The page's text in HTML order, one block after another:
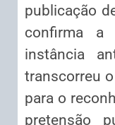
publicação
confirma a
instância
transcorreu
para o
pretensão